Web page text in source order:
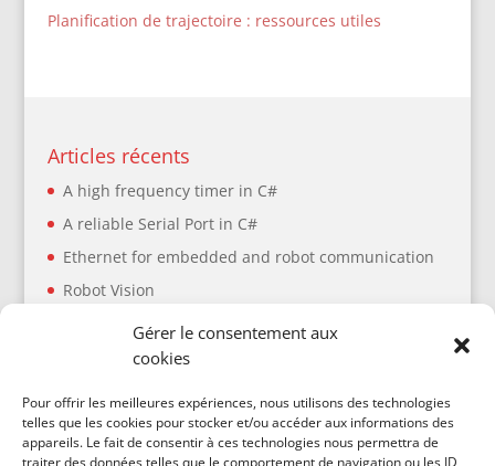
Gérer le consentement aux
cookies
Pour offrir les meilleures expériences, nous utilisons des technologies
telles que les cookies pour stocker et/ou accéder aux informations des
appareils. Le fait de consentir à ces technologies nous permettra de
traiter des données telles que le comportement de navigation ou les ID
Planification de trajectoire : ressources utiles
Articles récents
A high frequency timer in C#
A reliable Serial Port in C#
Ethernet for embedded and robot communication
Robot Vision
Planification de trajectoire : ressources utiles
Articles récents
A high frequency timer in C#